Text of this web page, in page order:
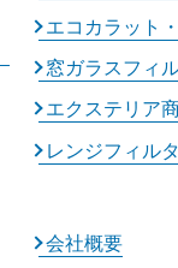
エコカラット
窓ガラスフィ
エクステリア
レンジフィル
会社概要